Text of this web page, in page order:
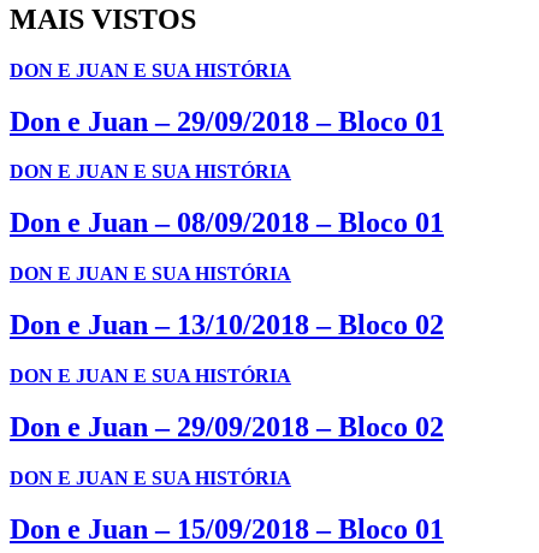
MAIS VISTOS
DON E JUAN E SUA HISTÓRIA
Don e Juan – 29/09/2018 – Bloco 01
DON E JUAN E SUA HISTÓRIA
Don e Juan – 08/09/2018 – Bloco 01
DON E JUAN E SUA HISTÓRIA
Don e Juan – 13/10/2018 – Bloco 02
DON E JUAN E SUA HISTÓRIA
Don e Juan – 29/09/2018 – Bloco 02
DON E JUAN E SUA HISTÓRIA
Don e Juan – 15/09/2018 – Bloco 01